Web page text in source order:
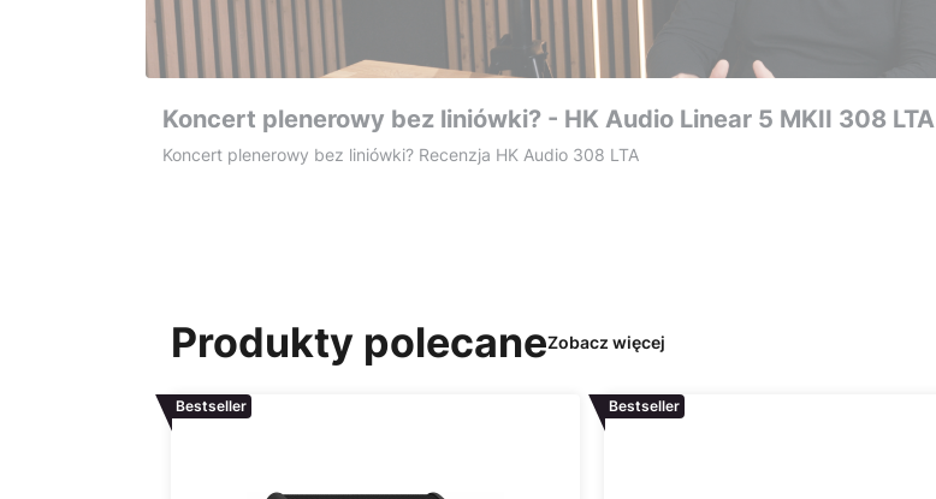
Koncert plenerowy bez liniówki? - HK Audio Linear 5 MKII 308 LTA
Koncert plenerowy bez liniówki? Recenzja HK Audio 308 LTA
Produkty polecaneZobacz więcej
Bestseller Bestseller